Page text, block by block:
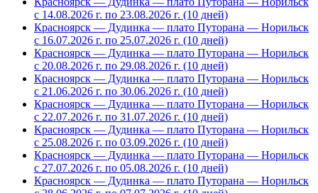
с 14.08.2026 г. по 23.08.2026 г. (10 дней)
Красноярск — Дудинка — плато Путорана — Норильск
с 16.07.2026 г. по 25.07.2026 г. (10 дней)
Красноярск — Дудинка — плато Путорана — Норильск
с 20.08.2026 г. по 29.08.2026 г. (10 дней)
Красноярск — Дудинка — плато Путорана — Норильск
с 21.06.2026 г. по 30.06.2026 г. (10 дней)
Красноярск — Дудинка — плато Путорана — Норильск
с 22.07.2026 г. по 31.07.2026 г. (10 дней)
Красноярск — Дудинка — плато Путорана — Норильск
с 25.08.2026 г. по 03.09.2026 г. (10 дней)
Красноярск — Дудинка — плато Путорана — Норильск
с 27.07.2026 г. по 05.08.2026 г. (10 дней)
Красноярск — Дудинка — плато Путорана — Норильск